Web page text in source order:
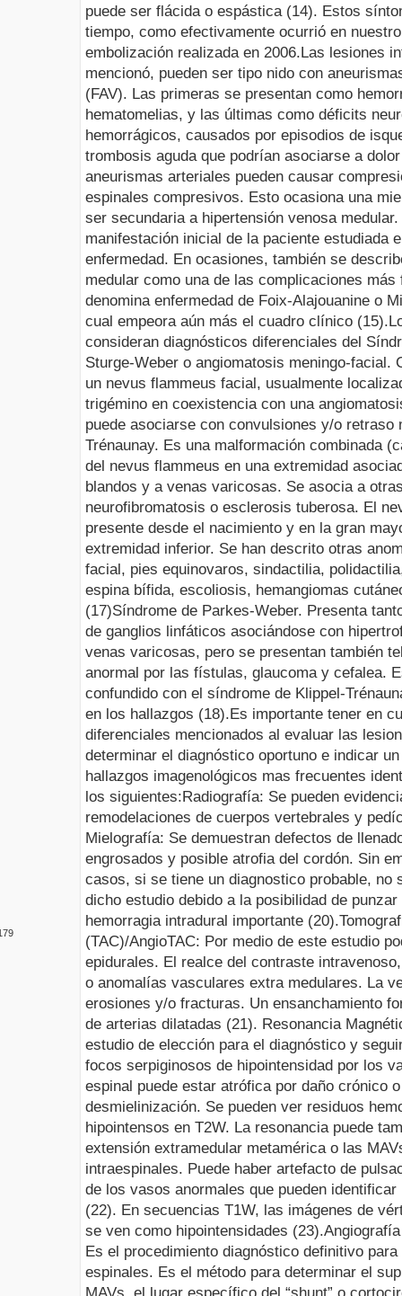
puede ser flácida o espástica (14). Estos
tiempo, como efectivamente ocurrió en
embolización realizada en 2006.Las lesiones
mencionó, pueden ser tipo nido con
(FAV). Las primeras se presentan como
hematomelias, y las últimas como déficits
hemorrágicos, causados por episodios de
trombosis aguda que podrían asociarse a
aneurismas arteriales pueden causar
espinales compresivos. Esto ocasiona una
ser secundaria a hipertensión venosa
manifestación inicial de la paciente estudiada
enfermedad. En ocasiones, también se
medular como una de las complicaciones
denomina enfermedad de Foix-Alajouanine o
cual empeora aún más el cuadro clínico (15).
consideran diagnósticos diferenciales del
Sturge-Weber o angiomatosis meningo-facial.
un nevus flammeus facial, usualmente
trigémino en coexistencia con una
puede asociarse con convulsiones y/o retraso
Trénaunay. Es una malformación combinada
del nevus flammeus en una extremidad
blandos y a venas varicosas. Se asocia a
neurofibromatosis o esclerosis tuberosa. El
presente desde el nacimiento y en la gran
extremidad inferior. Se han descrito otras
facial, pies equinovaros, sindactilia, polidactilia
espina bífida, escoliosis, hemangiomas
(17)Síndrome de Parkes-Weber. Presenta
de ganglios linfáticos asociándose con
venas varicosas, pero se presentan también
anormal por las fístulas, glaucoma y cefalea.
confundido con el síndrome de Klippel-
en los hallazgos (18).Es importante tener en
diferenciales mencionados al evaluar las
determinar el diagnóstico oportuno e indicar
hallazgos imagenológicos mas frecuentes
los siguientes:Radiografía: Se pueden
remodelaciones de cuerpos vertebrales y
79
Mielografía: Se demuestran defectos de
engrosados y posible atrofia del cordón. Sin
casos, si se tiene un diagnostico probable, no
dicho estudio debido a la posibilidad de
hemorragia intradural importante (20).
(TAC)/AngioTAC: Por medio de este estudio
epidurales. El realce del contraste
o anomalías vasculares extra medulares. La
erosiones y/o fracturas. Un ensanchamiento
de arterias dilatadas (21). Resonancia
estudio de elección para el diagnóstico y
focos serpiginosos de hipointensidad por los
espinal puede estar atrófica por daño crónico
desmielinización. Se pueden ver residuos
hipointensos en T2W. La resonancia puede
extensión extramedular metamérica o las
intraespinales. Puede haber artefacto de
de los vasos anormales que pueden
(22). En secuencias T1W, las imágenes de
se ven como hipointensidades (23).
Es el procedimiento diagnóstico definitivo
espinales. Es el método para determinar el